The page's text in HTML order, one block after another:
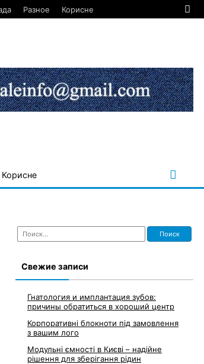
Разное Корисне
Корисне
Найти:
Свежие записи
Гнатология и имплантация зубов:
причины обратиться в хороший центр
Корпоративні блокноти під замовлення
з вашим лого
Модульні ємності в Києві – надійне
рішення для зберігання рідин